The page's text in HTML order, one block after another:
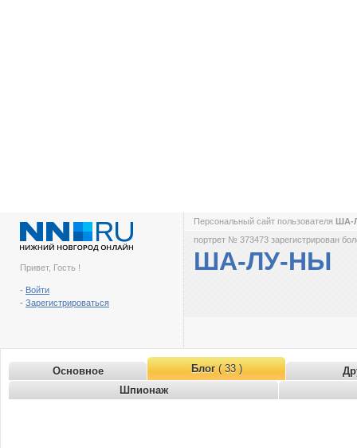
Привет, Гость !
- Войти
- Зарегистрироваться
Персональный сайт пользователя ША-
портрет № 373473 зарегистрирован
ША-ЛУ-НЫ
Основное Блог( 33 )
Шпионаж